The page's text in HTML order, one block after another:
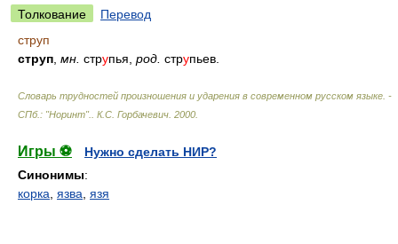
Толкование
Перевод
струп
струп мн. струпья, род. струпьев.
Словарь трудностей произношения и ударения в современном русском языке. -
СПб.: "Норинт".
К.С. Горбачевич 2000
Игры ⚽
Нужно сделать НИР?
Синонимы:
корка язва язя